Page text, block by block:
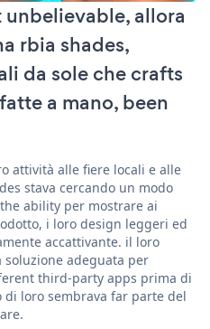
allora
rbia shades,
da sole che crafts
a mano, been
attività alle fiere locali e alle
stava cercando un modo
ability per mostrare ai
i loro design leggeri ed
accattivante. il loro
adeguata per
third-party apps prima di
loro sembrava far parte del